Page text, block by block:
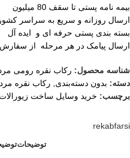
بیمه نامه پستی تا سقف 80 میلیون
ارسال روزانه و سریع به سراسر کشور
بسته بندی پستی حرفه ای و ایده آل
ارسال پیامک در هر مرحله از سفارش
شناسه محصول: رکاب نقره رومی
دسته: بدون دسته‌بندی, رکاب نقره
برچسب: خرید وسایل ساخت زیورالات
rekabfarsi
توضیحات